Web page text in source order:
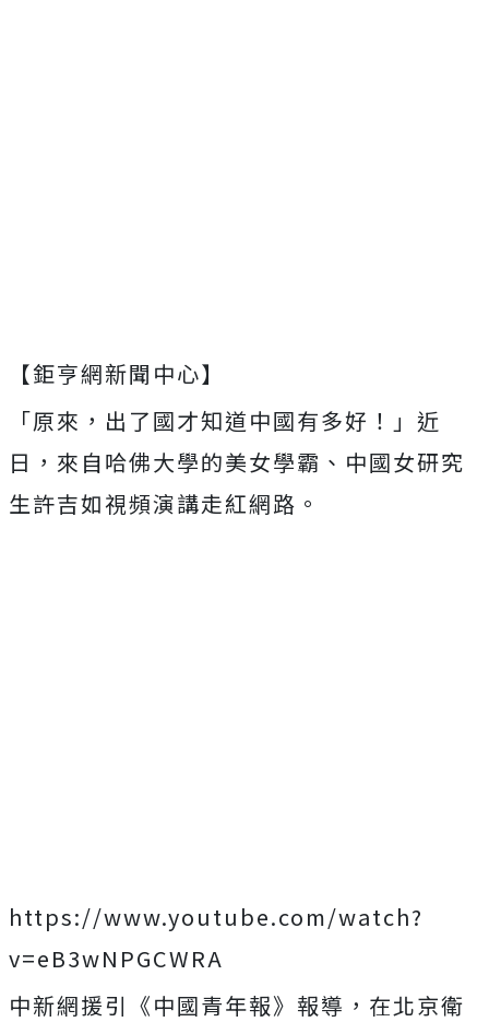
【鉅亨網新聞中心】
「原來，出了國才知道中國有多好！」近
日，來自哈佛大學的美女學霸、中國女研究
生許吉如視頻演講走紅網路。
https://www.youtube.com/watch?
v=eB3wNPGCWRA
中新網援引《中國青年報》報導，在北京衛